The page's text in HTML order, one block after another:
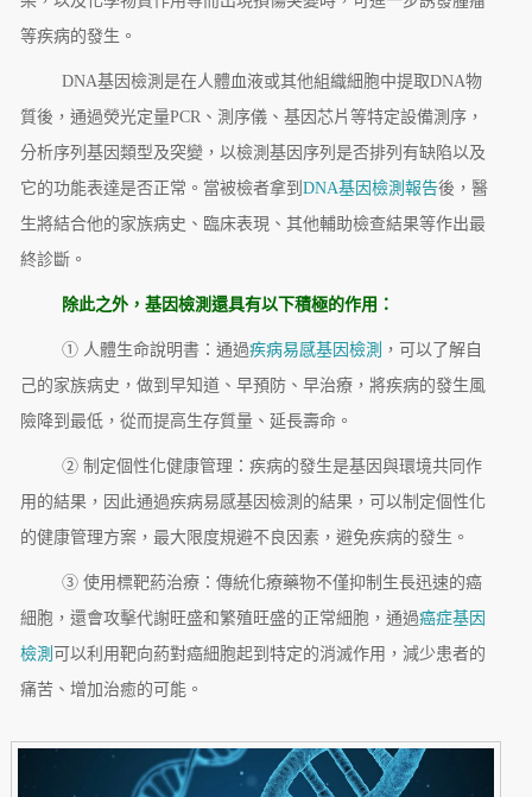
等疾病的發生。
DNA基因檢測是在人體血液或其他組織細胞中提取DNA物
質後，通過熒光定量PCR、測序儀、基因芯片等特定設備測序，
分析序列基因類型及突變，以檢測基因序列是否排列有缺陷以及
它的功能表達是否正常。當被檢者拿到 DNA基因檢測報告後，醫
生將結合他的家族病史、臨床表現、其他輔助檢查結果等作出最
終診斷。
除此之外，基因檢測還具有以下積極的作用：
① 人體生命說明書：通過疾病易感基因檢測 ，可以了解自
己的家族病史，做到早知道、早預防、早治療，將疾病的發生風
險降到最低，從而提高生存質量、延長壽命。
② 制定個性化健康管理：疾病的發生是基因與環境共同作
用的結果，因此通過疾病易感基因檢測的結果，可以制定個性化
的健康管理方案，最大限度規避不良因素，避免疾病的發生。
③ 使用標靶葯治療：傳統化療藥物不僅抑制生長迅速的癌
細胞，還會攻擊代謝旺盛和繁殖旺盛的正常細胞，通過癌症基因
檢測 可以利用靶向葯對癌細胞起到特定的消滅作用，減少患者的
痛苦、增加治癒的可能。